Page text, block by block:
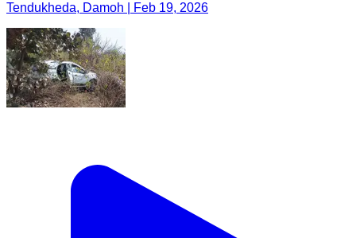
Tendukheda, Damoh | Feb 19, 2026